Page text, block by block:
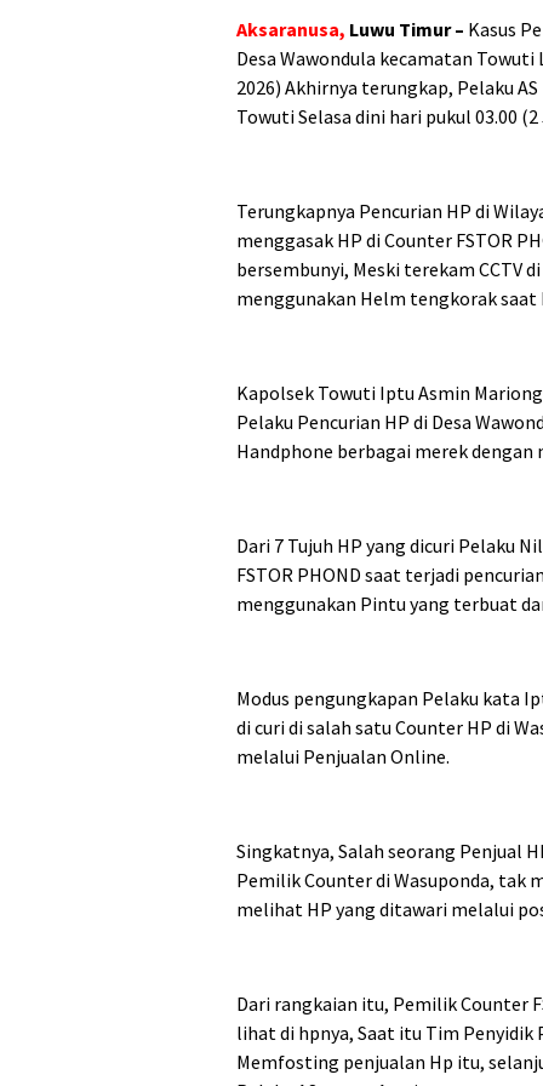
Aksaranusa, Luwu Timur – Kasus
Desa Wawondula kecamatan Towuti
2026) Akhirnya terungkap, Pelaku
Towuti Selasa dini hari pukul 03.00
Terungkapnya Pencurian HP di
menggasak HP di Counter FSTOR
bersembunyi, Meski terekam CCTV
menggunakan Helm tengkorak saat
Kapolsek Towuti Iptu Asmin
Pelaku Pencurian HP di Desa
Handphone berbagai merek
Dari 7 Tujuh HP yang dicuri Pelaku
FSTOR PHOND saat terjadi
menggunakan Pintu yang terbuat
Modus pengungkapan Pelaku kata
di curi di salah satu Counter HP di
melalui Penjualan Online.
Singkatnya, Salah seorang Penjual
Pemilik Counter di Wasuponda, tak
melihat HP yang ditawari melalui
Dari rangkaian itu, Pemilik Counter
lihat di hpnya, Saat itu Tim
Memfosting penjualan Hp itu,